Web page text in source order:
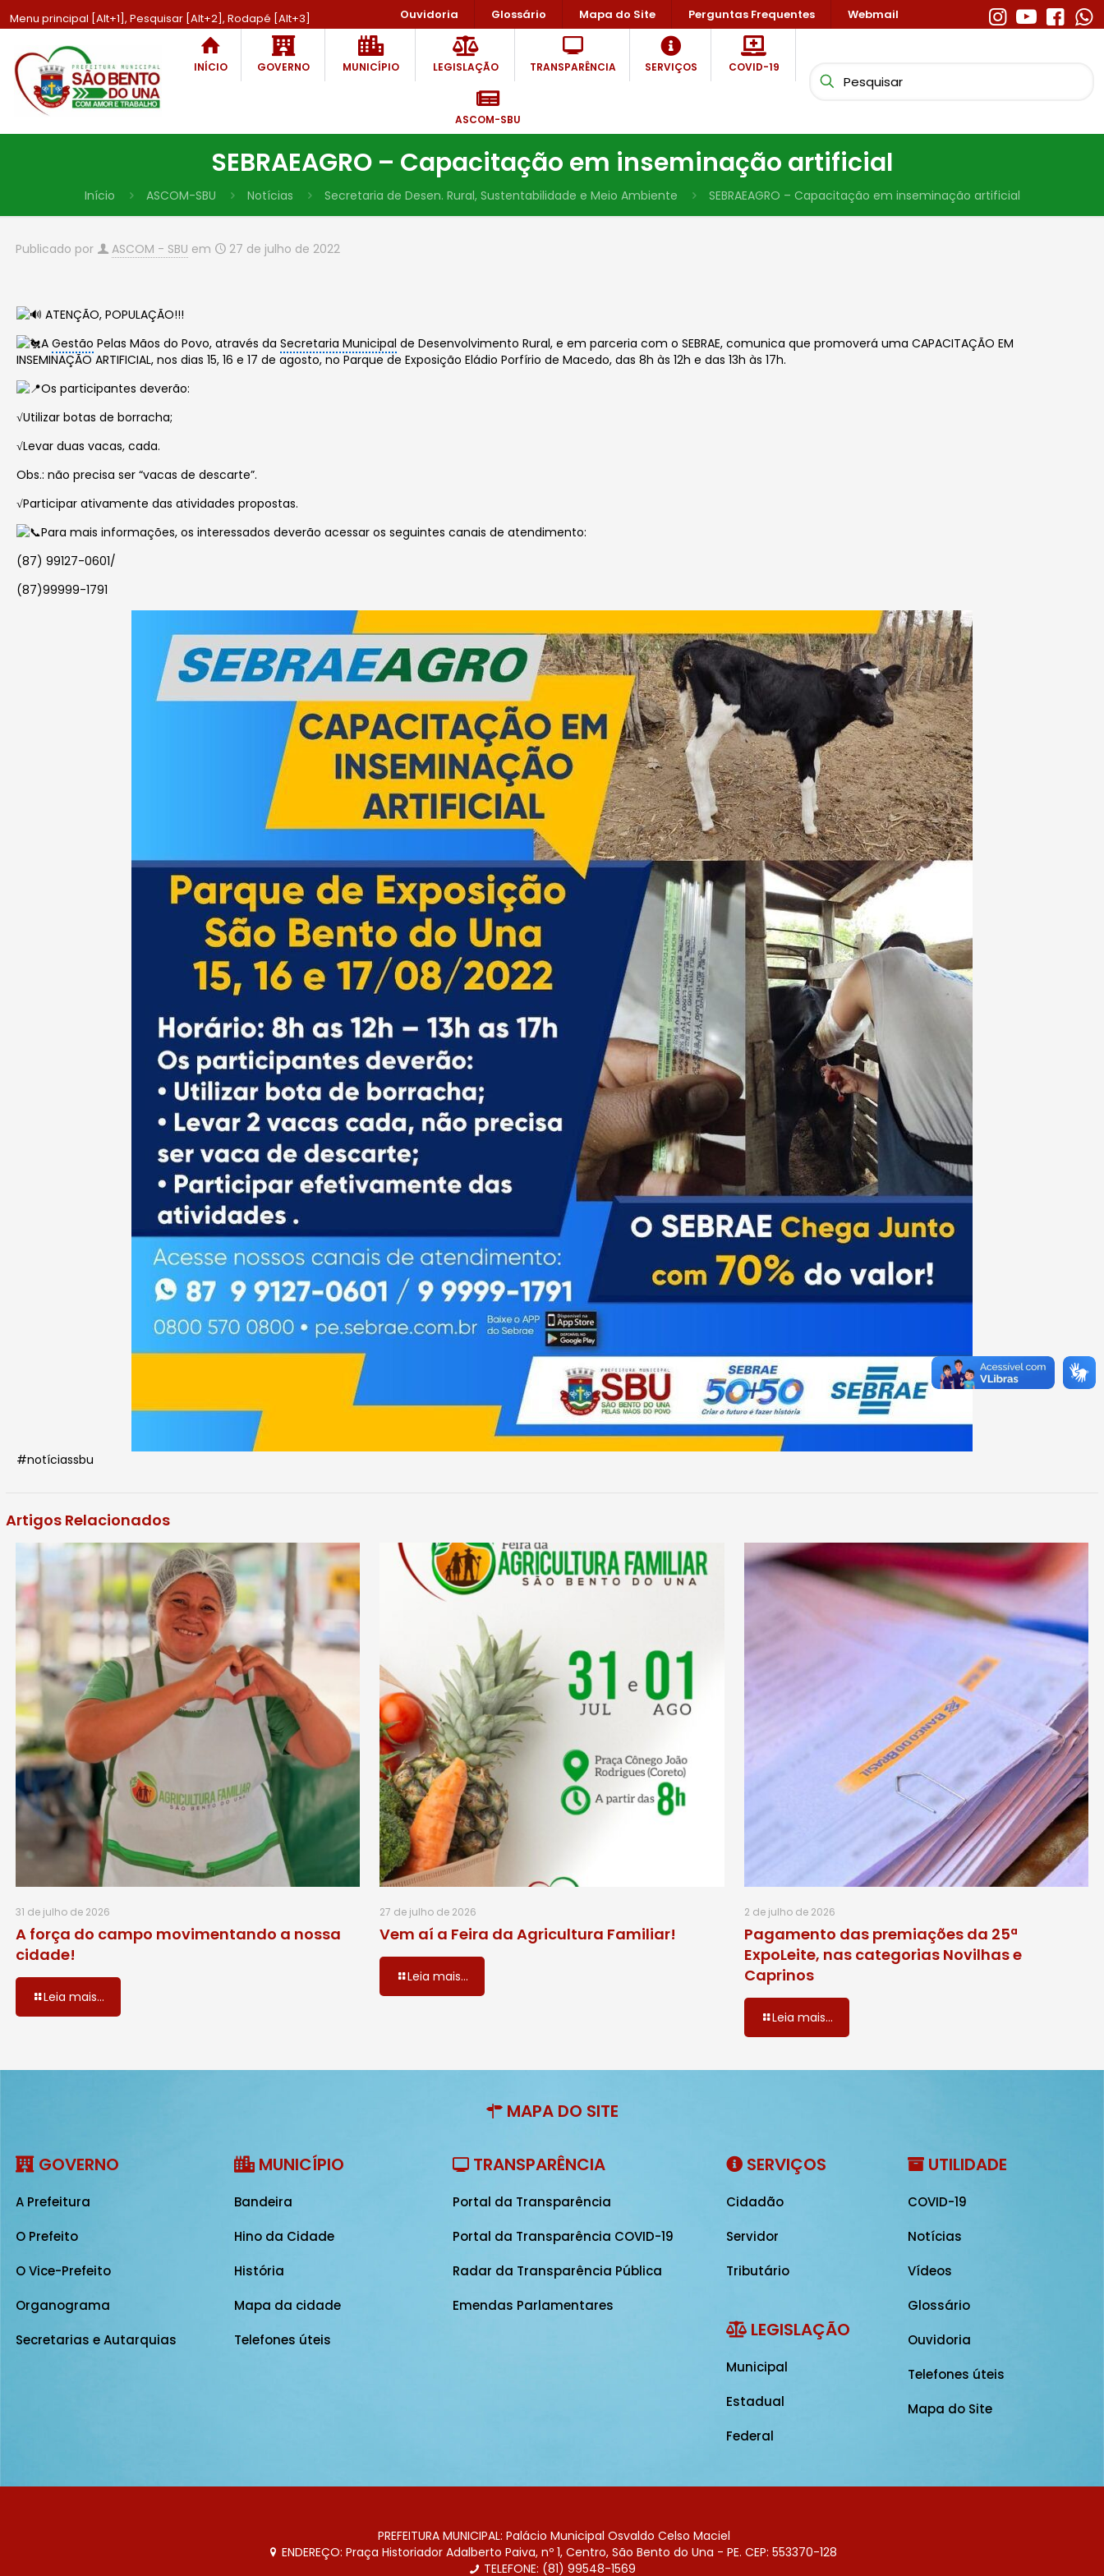
Menu principal [Alt+1], Pesquisar [Alt+2], Rodapé [Alt+3] Ouvidoria Glossário Mapa do Site Perguntas Frequentes Webmail
INÍCIO GOVERNO MUNICÍPIO LEGISLAÇÃO TRANSPARÊNCIA SERVIÇOS COVID-19
ASCOM-SBU
SEBRAEAGRO – Capacitação em inseminação artificial
Início ASCOM-SBU Notícias Secretaria de Desen. Rural, Sustentabilidade e Meio Ambiente SEBRAEAGRO – Capacitação em inseminação artificial
Publicado por ASCOM - SBU em 27 de julho de 2022
ATENÇÃO, POPULAÇÃO!!!
AGestão Pelas Mãos do Povo, através daSecretaria Municipal de Desenvolvimento Rural, e em parceria com o SEBRAE, comunica que promoverá uma CAPACITAÇÃO EM
INSEMINAÇÃO ARTIFICIAL, nos dias 15, 16 e 17 de agosto, no Parque de Exposição Eládio Porfírio de Macedo, das 8h às 12h e das 13h às 17h.
Os participantes deverão:
√Utilizar botas de borracha;
√Levar duas vacas, cada.
Obs.: não precisa ser “vacas de descarte”.
√Participar ativamente das atividades propostas.
Para mais informações, os interessados deverão acessar os seguintes canais de atendimento:
(87) 99127-0601/
(87)99999-1791
#notíciassbu
Artigos Relacionados
31 de julho de 2026
A força do campo movimentando a nossa
cidade!
Leia mais...
27 de julho de 2026
Vem aí a Feira da Agricultura Familiar!
Leia mais...
2 de julho de 2026
Pagamento das premiações da 25ª
ExpoLeite, nas categorias Novilhas e
Caprinos
Leia mais...
MAPA DO SITE
GOVERNO
A Prefeitura
O Prefeito
O Vice-Prefeito
Organograma
Secretarias e Autarquias
MUNICÍPIO
Bandeira
Hino da Cidade
História
Mapa da cidade
Telefones úteis
TRANSPARÊNCIA
Portal da Transparência
Portal da Transparência COVID-19
Radar da Transparência Pública
Emendas Parlamentares
SERVIÇOS
Cidadão
Servidor
Tributário
LEGISLAÇÃO
Municipal
Estadual
Federal
UTILIDADE
COVID-19
Notícias
Vídeos
Glossário
Ouvidoria
Telefones úteis
Mapa do Site
PREFEITURA MUNICIPAL: Palácio Municipal Osvaldo Celso Maciel
ENDEREÇO: Praça Historiador Adalberto Paiva, nº 1, Centro, São Bento do Una - PE. CEP: 553370-128
TELEFONE: (81) 99548-1569